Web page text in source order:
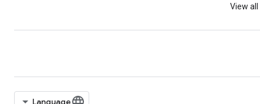
View all